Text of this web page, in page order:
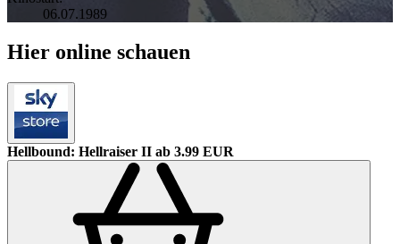
06.07.1989
Hier online schauen
Hellbound: Hellraiser II ab 3.99 EUR